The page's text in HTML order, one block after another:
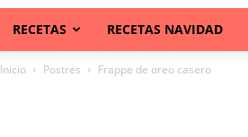
RECETAS RECETAS NAVIDAD
Inicio Postres Frappe de oreo casero